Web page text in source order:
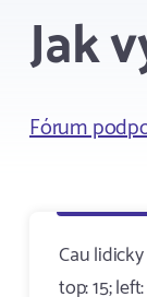
Jak
Fórum
Cau
top: 15;